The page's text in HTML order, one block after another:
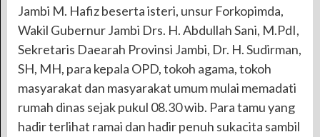
Jambi M. Hafiz beserta isteri, unsur Forkopimda,
Wakil Gubernur Jambi Drs. H. Abdullah Sani, M.PdI,
Sekretaris Daearah Provinsi Jambi, Dr. H. Sudirman,
SH, MH, para kepala OPD, tokoh agama, tokoh
masyarakat dan masyarakat umum mulai memadati
rumah dinas sejak pukul 08.30 wib. Para tamu yang
hadir terlihat ramai dan hadir penuh sukacita sambil